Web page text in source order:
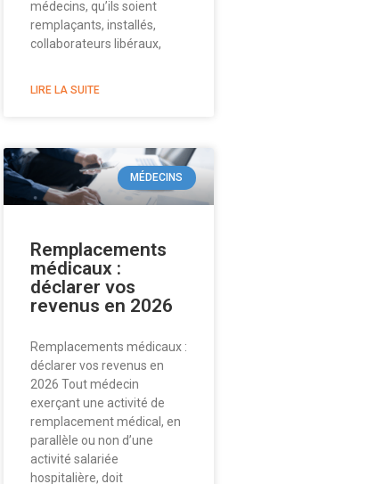
médecins, qu’ils soient
remplaçants, installés,
collaborateurs libéraux,
LIRE LA SUITE
MÉDECINS
Remplacements
médicaux :
déclarer vos
revenus en 2026
Remplacements médicaux :
déclarer vos revenus en
2026 Tout médecin
exerçant une activité de
remplacement médical, en
parallèle ou non d’une
activité salariée
hospitalière, doit